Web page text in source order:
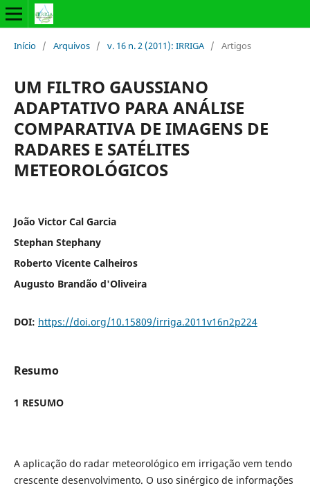
Início / Arquivos / v. 16 n. 2 (2011): IRRIGA / Artigos
UM FILTRO GAUSSIANO
ADAPTATIVO PARA ANÁLISE
COMPARATIVA DE IMAGENS DE
RADARES E SATÉLITES
METEOROLÓGICOS
João Victor Cal Garcia
Stephan Stephany
Roberto Vicente Calheiros
Augusto Brandão d'Oliveira
DOI: https://doi.org/10.15809/irriga.2011v16n2p224
Resumo
1 RESUMO
A aplicação do radar meteorológico em irrigação vem tendo
crescente desenvolvimento. O uso sinérgico de informações